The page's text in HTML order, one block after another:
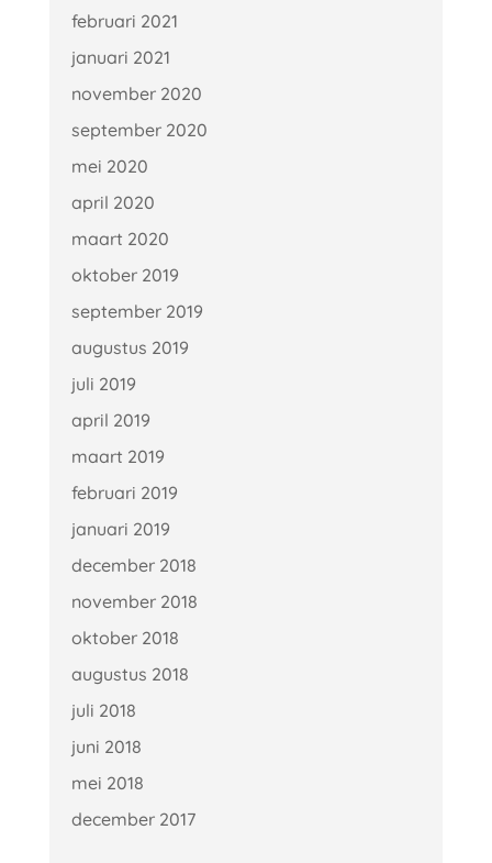
februari 2021
januari 2021
november 2020
september 2020
mei 2020
april 2020
maart 2020
oktober 2019
september 2019
augustus 2019
juli 2019
april 2019
maart 2019
februari 2019
januari 2019
december 2018
november 2018
oktober 2018
augustus 2018
juli 2018
juni 2018
mei 2018
december 2017